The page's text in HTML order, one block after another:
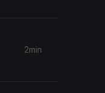
2min